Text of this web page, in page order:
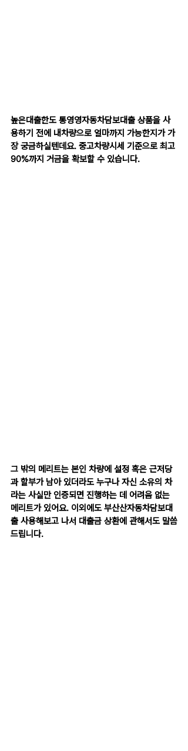
높은대출한도 통영영자동차담보대출 상품을 사
용하기 전에 내차량으로 얼마까지 가능한지가 가
장 궁금하실텐데요. 중고차량시세 기준으로 최고
90%까지 거금을 확보할 수 있습니다.
그 밖의 메리트는 본인 차량에 설정 혹은 근저당
과 할부가 남아 있더라도 누구나 자신 소유의 차
라는 사실만 인증되면 진행하는 데 어려움 없는
메리트가 있어요. 이외에도 부산산자동차담보대
출 사용해보고 나서 대출금 상환에 관해서도 말씀
드립니다.